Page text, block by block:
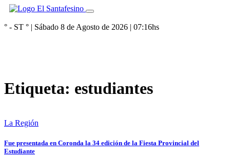
° - ST ° | Sábado 8 de Agosto de 2026 | 07:16hs
Etiqueta: estudiantes
La Región
Fue presentada en Coronda la 34 edición de la Fiesta Provincial del
Estudiante